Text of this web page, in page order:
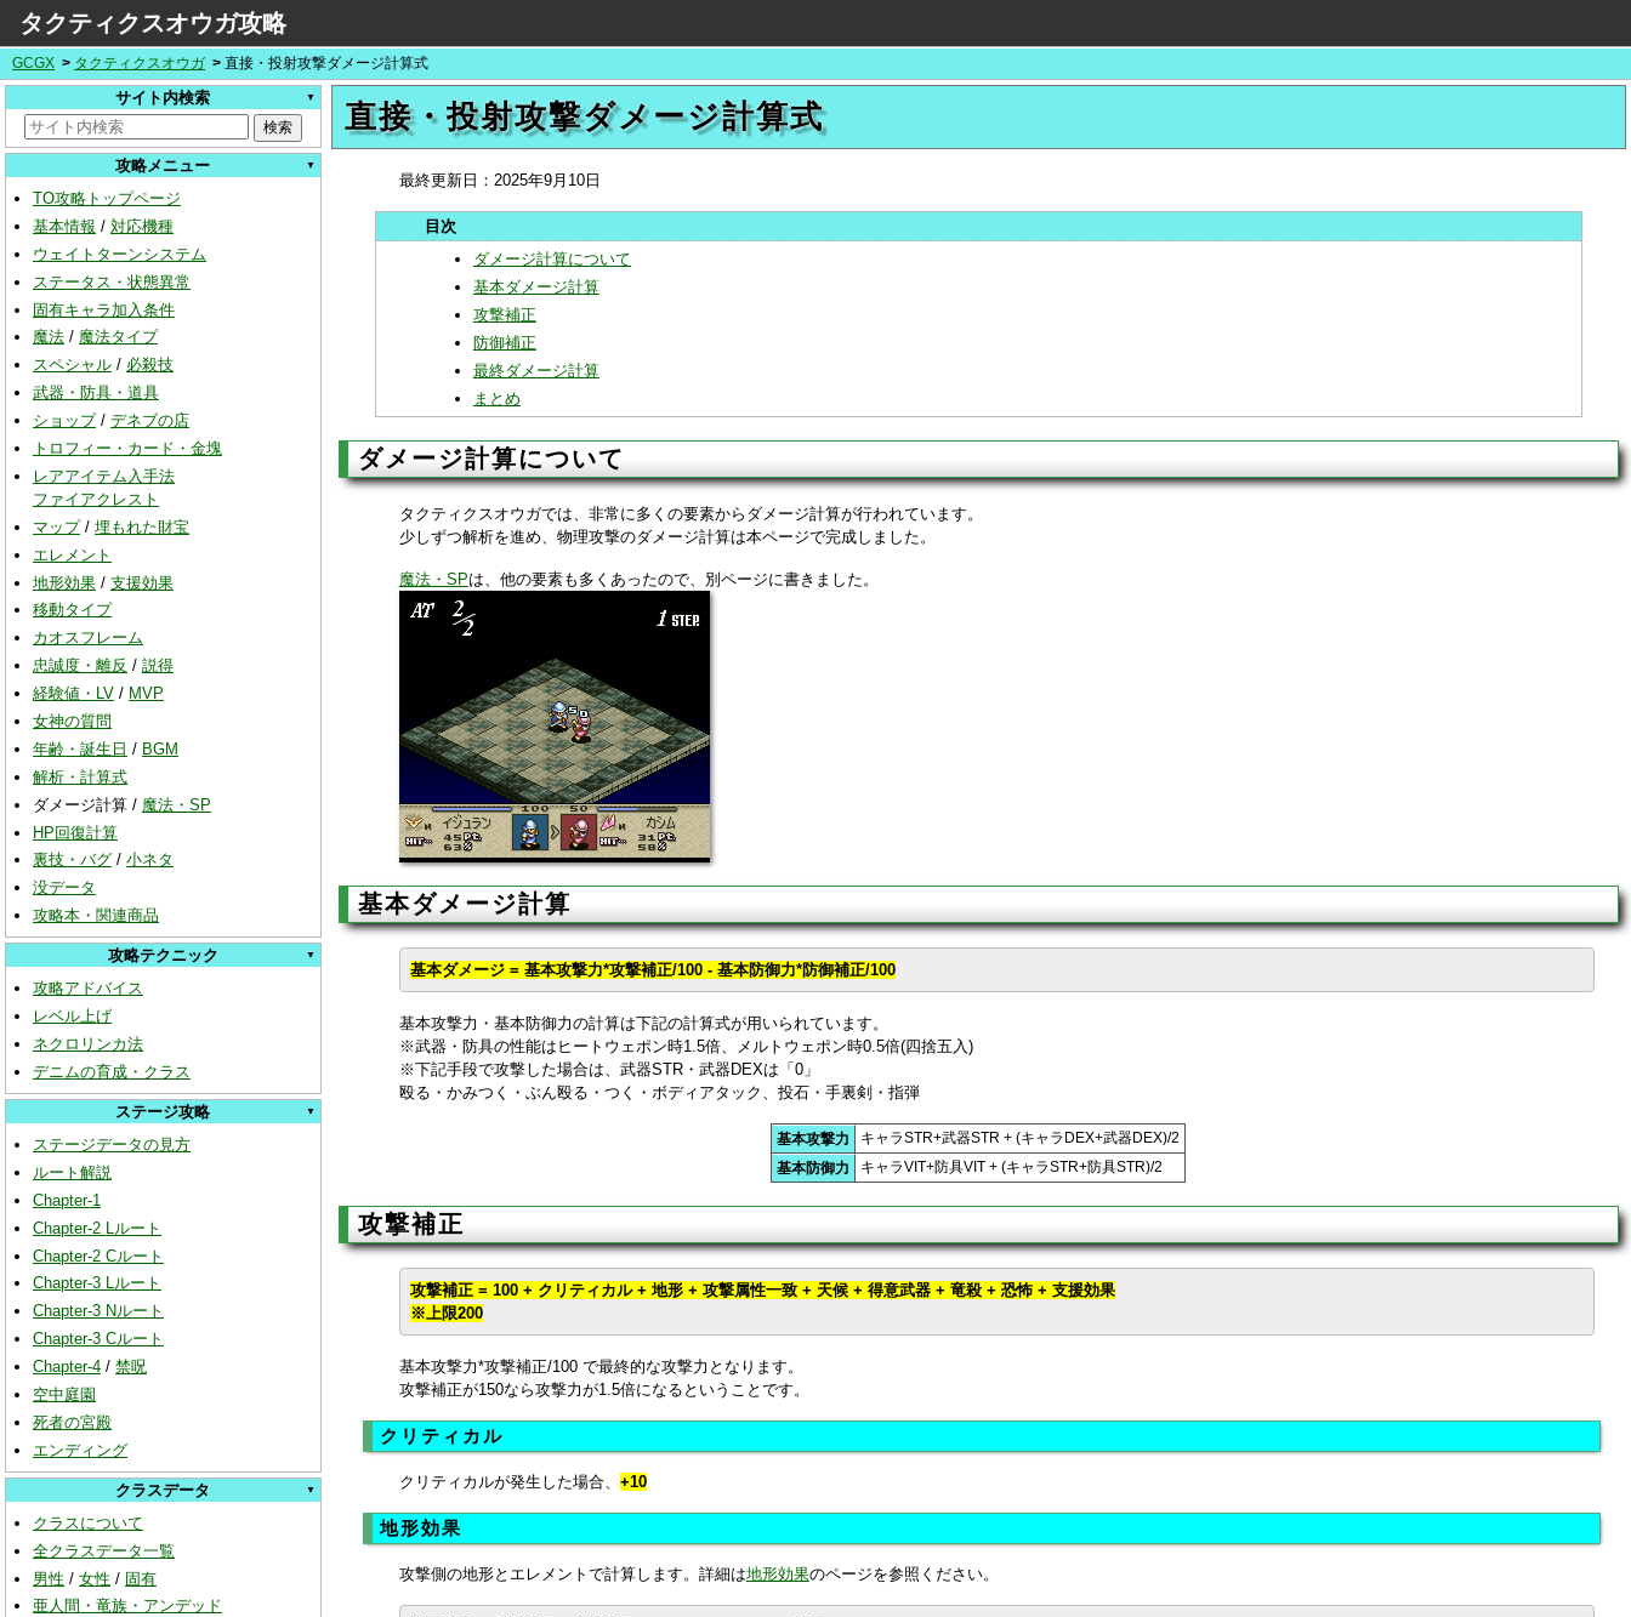
タクティクスオウガ攻略
GCGX タクティクスオウガ 直接・投射攻撃ダメージ計算式
サイト内検索
攻略メニュー
TO攻略トップページ
基本情報 / 対応機種
ウェイトターンシステム
ステータス・状態異常
固有キャラ加入条件
魔法 / 魔法タイプ
スペシャル / 必殺技
武器・防具・道具
ショップ/ デネブの店
トロフィー・カード・金塊
レアアイテム入手法
ファイアクレスト
マップ/ 埋もれた財宝
エレメント
地形効果 / 支援効果
移動タイプ
カオスフレーム
忠誠度・離反 / 説得
経験値・LV / MVP
女神の質問
年齢・誕生日 / BGM
解析・計算式
ダメージ計算 / 魔法・SP
HP回復計算
裏技・バグ / 小ネタ
没データ
攻略本・関連商品
攻略テクニック
攻略アドバイス
レベル上げ
ネクロリンカ法
デニムの育成・クラス
ステージ攻略
ステージデータの見方
ルート解説
Chapter-1
Chapter-2 Lルート
Chapter-2 Cルート
Chapter-3 Lルート
Chapter-3 Nルート
Chapter-3 Cルート
Chapter-4 / 禁呪
空中庭園
死者の宮殿
エンディング
クラスデータ
クラスについて
全クラスデータ一覧
男性 / 女性 / 固有
亜人間・竜族・アンデッド
直接・投射攻撃ダメージ計算式
最終更新日： 2025年9月10日
ダメージ計算について
基本ダメージ計算
攻撃補正
防御補正
最終ダメージ計算
まとめ
ダメージ計算について
タクティクスオウガでは、非常に多くの要素からダメージ計算が行われています。
少しずつ解析を進め、物理攻撃のダメージ計算は本ページで完成しました。
魔法・SPは、他の要素も多くあったので、別ページに書きました。
基本ダメージ計算
基本ダメージ = 基本攻撃力*攻撃補正/100 - 基本防御力*防御補正/100
基本攻撃力・基本防御力の計算は下記の計算式が用いられています。
※武器・防具の性能はヒートウェポン時1.5倍、メルトウェポン時0.5倍(四捨五入)
※下記手段で攻撃した場合は、武器STR・武器DEXは「0」
殴る・かみつく・ぶん殴る・つく・ボディアタック、投石・手裏剣・指弾
基本攻撃力
キャラSTR+武器STR + (キャラDEX+武器DEX)/2
基本防御力
キャラVIT+防具VIT + (キャラSTR+防具STR)/2
攻撃補正
攻撃補正 = 100 + クリティカル + 地形 + 攻撃属性一致 + 天候 + 得意武器 + 竜殺 + 恐怖 + 支援効果
※上限200
基本攻撃力*攻撃補正/100 で最終的な攻撃力となります。
攻撃補正が150なら攻撃力が1.5倍になるということです。
クリティカル
クリティカルが発生した場合、 +10
地形効果
攻撃側の地形とエレメントで計算します。詳細は地形効果のページを参照ください。